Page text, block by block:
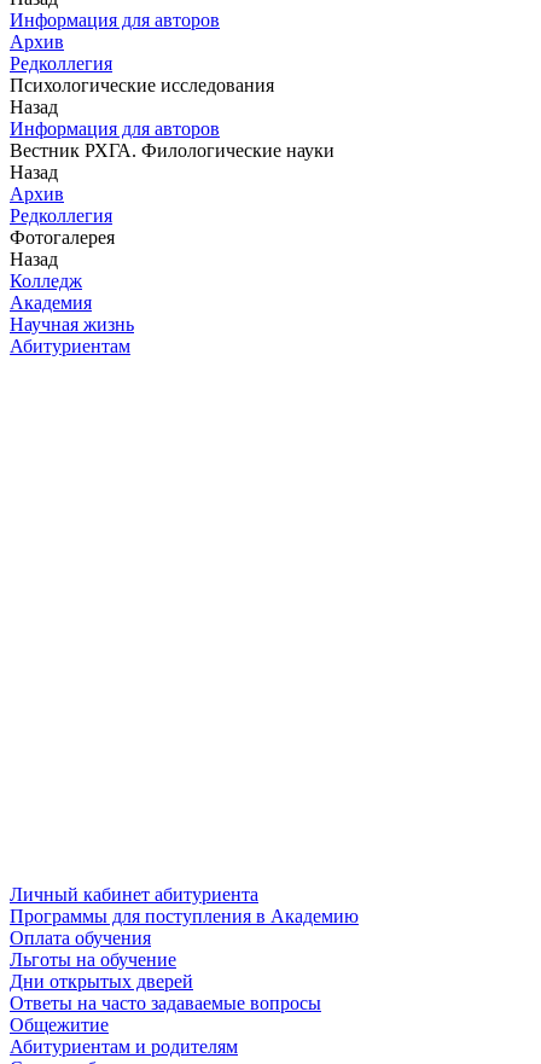
Информация для авторов
Архив
Редколлегия
Психологические исследования
Назад
Информация для авторов
Вестник РХГА. Филологические науки
Назад
Архив
Редколлегия
Фотогалерея
Назад
Колледж
Академия
Научная жизнь
Абитуриентам
Личный кабинет абитуриента
Программы для поступления в Академию
Оплата обучения
Льготы на обучение
Дни открытых дверей
Ответы на часто задаваемые вопросы
Общежитие
Абитуриентам и родителям